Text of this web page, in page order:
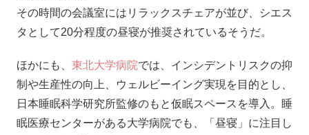
その時間の会議室にはリラックスチェアが並び、シエス
タとして20分程度の昼寝が推奨されているそうだ。
ほかにも、 東北大学病院では、インシデントリスクの抑
制や生産性の向上、ウェルビーイング実現を目的とし、
日本睡眠科学研究所監修のもと仮眠スペースを導入。睡
眠医療センターがある大学病院でも、「昼寝」に注目し